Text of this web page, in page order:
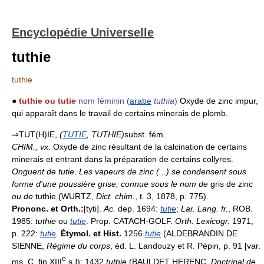
Encyclopédie Universelle
tuthie
tuthie
● tuthie ou tutie nom féminin (arabe tuthia) Oxyde de zinc impur,
qui apparaît dans le travail de certains minerais de plomb.
⇒TUT(H)IE, (TUTIE, TUTHIE)subst. fém.
CHIM.
vx. Oxyde de zinc résultant de la calcination de certains
minerais et entrant dans la préparation de certains collyres.
Onguent de tutie Les vapeurs de zinc (...) se condensent sous
forme d'une poussière grise, connue sous le nom de gris de zinc
ou de tuthie (WURTZ, Dict. chim.
, t. 3, 1878, p. 775).
Prononc. et Orth.:[tyti]. Ac. dep. 1694: tutie; Lar. Lang. fr.
, ROB.
1985: tuthie ou tutie . Prop. CATACH-GOLF. Orth. Lexicogr. 1971,
p. 222: tutie Étymol. et Hist. 1256 tutie (ALDEBRANDIN DE
SIENNE, Régime du corps , éd. L. Landouzy et R. Pépin, p. 91 [var.
ms. C, fin XIIIe s.]); 1432 tuthie (BAULDET HERENC, Doctrinal de